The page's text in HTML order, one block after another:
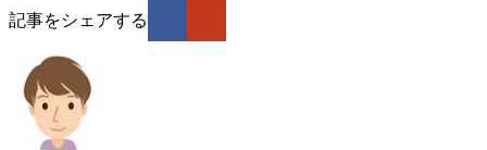
記事をシェアする